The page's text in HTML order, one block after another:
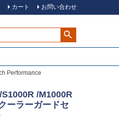
カート お問い合わせ
Performance
/M1000R
ーラーガードセ